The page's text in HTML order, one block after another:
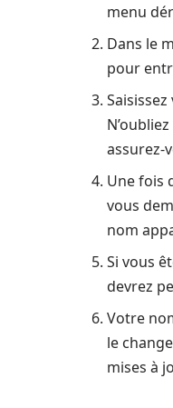
menu
Dans le
pour
assurez-
Une fois
vous
nom
Si vous
devrez
Votre
le
mises à